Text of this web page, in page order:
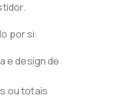
por si:
e design de
ou totais